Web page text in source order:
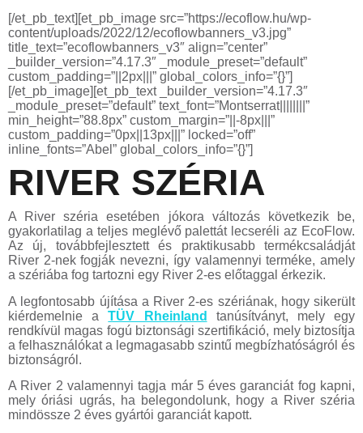
[/et_pb_text][et_pb_image src=”https://ecoflow.hu/wp-
content/uploads/2022/12/ecoflowbanners_v3.jpg”
title_text=”ecoflowbanners_v3″ align=”center”
_builder_version=”4.17.3″ _module_preset=”default”
custom_padding=”||2px|||” global_colors_info=”{}”]
[/et_pb_image][et_pb_text _builder_version=”4.17.3″
_module_preset=”default” text_font=”Montserrat||||||||”
min_height=”88.8px” custom_margin=”||-8px|||”
custom_padding=”0px||13px|||” locked=”off”
inline_fonts=”Abel” global_colors_info=”{}”]
RIVER SZÉRIA
A River széria esetében jókora változás következik be,
gyakorlatilag a teljes meglévő palettát lecseréli az EcoFlow.
Az új, továbbfejlesztett és praktikusabb termékcsaládját
River 2-nek fogják nevezni, így valamennyi terméke, amely
a szériába fog tartozni egy River 2-es előtaggal érkezik.
A legfontosabb újítása a River 2-es szériának, hogy sikerült
kiérdemelnie aTÜV Rheinland
tanúsítványt, mely egy
rendkívül magas fogú biztonsági szertifikáció, mely biztosítja
a felhasználókat a legmagasabb szintű megbízhatóságról és
biztonságról.
A River 2 valamennyi tagja már 5 éves garanciát fog kapni,
mely óriási ugrás, ha belegondolunk, hogy a River széria
mindössze 2 éves gyártói garanciát kapott.